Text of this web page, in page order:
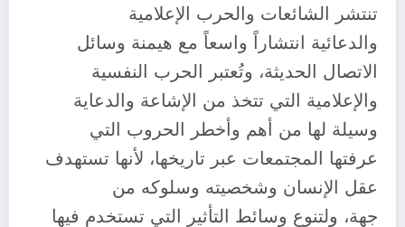
تنتشر الشائعات والحرب الإعلامية
والدعائية انتشاراً واسعاً مع هيمنة وسائل
الاتصال الحديثة، وتُعتبر الحرب النفسية
والإعلامية التي تتخذ من الإشاعة والدعاية
وسيلة لها من أهم وأخطر الحروب التي
عرفتها المجتمعات عبر تاريخها، لأنها تستهدف
عقل الإنسان وشخصيته وسلوكه من
جهة، ولتنوع وسائط التأثير التي تستخدم فيها